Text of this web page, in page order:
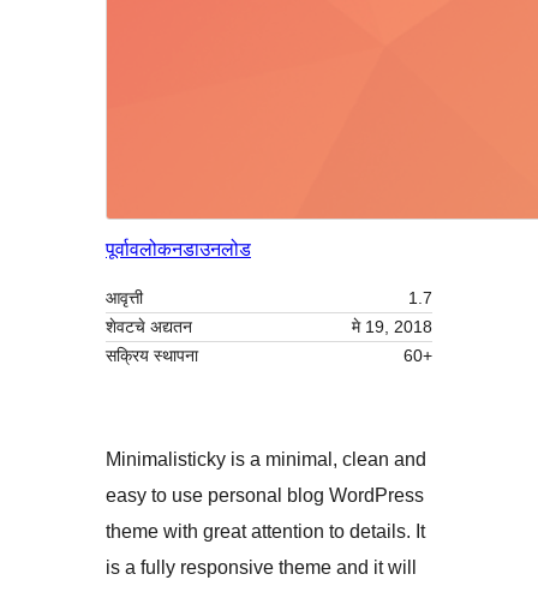
पूर्वावलोकनडाउनलोड
आवृत्ती
1.7
शेवटचे अद्यतन
मे 19, 2018
सक्रिय स्थापना
60+
Minimalisticky is a minimal, clean and
easy to use personal blog WordPress
theme with great attention to details. It
is a fully responsive theme and it will